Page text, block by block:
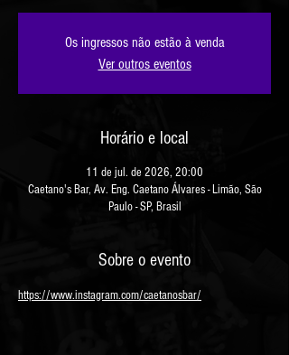
Os ingressos não estão à venda
Ver outros eventos
Horário e local
11 de jul. de 2026, 20:00
Caetano's Bar, Av. Eng. Caetano Álvares - Limão, São
Paulo - SP, Brasil
Sobre o evento
https://www.instagram.com/caetanosbar/